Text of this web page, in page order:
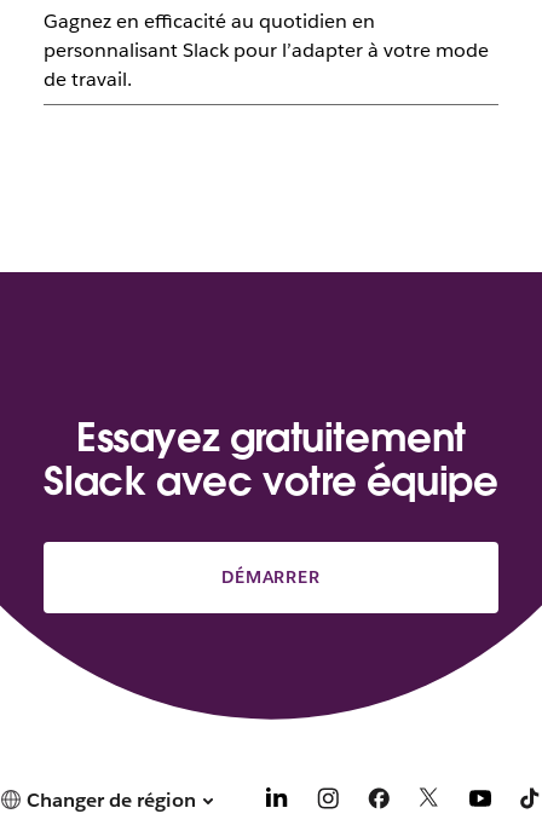
Gagnez en efficacité au quotidien en
personnalisant Slack pour l’adapter à votre mode
de travail.
Essayez gratuitement
Slack avec votre équipe
DÉMARRER
Changer de région